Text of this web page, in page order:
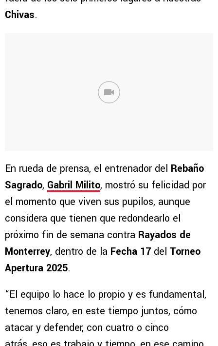
Chivas.
En rueda de prensa, el entrenador del Rebaño
Sagrado, Gabril Milito, mostró su felicidad por
el momento que viven sus pupilos, aunque
considera que tienen que redondearlo el
próximo fin de semana contra Rayados de
Monterrey, dentro de la Fecha 17 del Torneo
Apertura 2025.
“El equipo lo hace lo propio y es fundamental,
tenemos claro, en este tiempo juntos, cómo
atacar y defender, con cuatro o cinco